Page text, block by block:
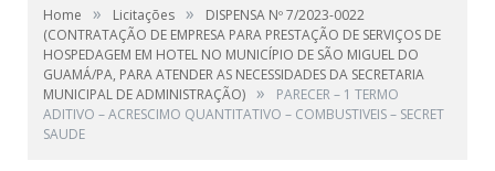
Home » Licitações »
DISPENSA Nº 7/2023-0022
(CONTRATAÇÃO DE EMPRESA PARA PRESTAÇÃO DE SERVIÇOS DE
HOSPEDAGEM EM HOTEL NO MUNICÍPIO DE SÃO MIGUEL DO
GUAMÁ/PA, PARA ATENDER AS NECESSIDADES DA SECRETARIA
MUNICIPAL DE ADMINISTRAÇÃO) »
PARECER – 1 TERMO
ADITIVO – ACRESCIMO QUANTITATIVO – COMBUSTIVEIS – SECRET
SAUDE